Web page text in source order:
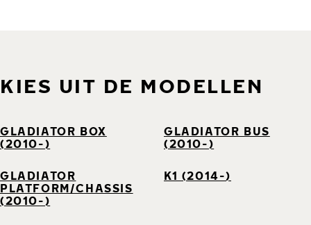
KIES UIT DE MODELLEN
GLADIATOR BOX
(2010-)
GLADIATOR BUS
(2010-)
GLADIATOR
PLATFORM/CHASSIS
(2010-)
K1 (2014-)